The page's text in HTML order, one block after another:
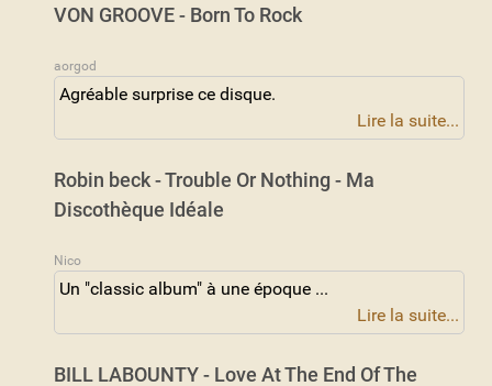
VON GROOVE - Born To Rock
aorgod
Agréable surprise ce disque.
Lire la suite...
Robin beck - Trouble Or Nothing - Ma
Discothèque Idéale
Nico
Un "classic album" à une époque ...
Lire la suite...
BILL LABOUNTY - Love At The End Of The